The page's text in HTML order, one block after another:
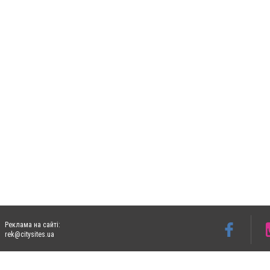
Реклама на сайті:
rek@citysites.ua